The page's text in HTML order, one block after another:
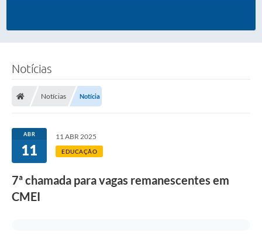
Notícias
Notícias Notícia
ABR
11
11 ABR 2025
EDUCAÇÃO
7ª chamada para vagas remanescentes em
CMEI